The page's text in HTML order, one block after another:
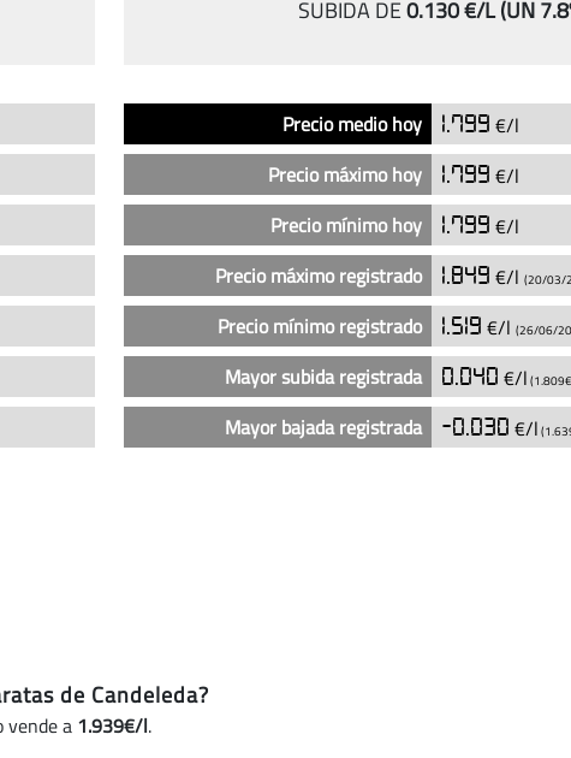
SUBIDA DE0.130 €/L(UN
Análisis
de
gasolina
plomo
las
Cepsa
Precio medio hoy 1.799 €/l
Precio máximo hoy
1.799 €/l
Precio mínimo hoy
1.799 €/l
Precio máximo registrado
1.849 €/l (20/03/
Precio mínimo registrado 1.519 €/l (26/06/
Mayor subida registrada 0.040 €/l
Mayor bajada registrada -0.030 €/l
de Candeleda?
vende a 1.939€/l.